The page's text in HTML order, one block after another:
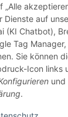
„Alle
Dienste auf
(KI Chatbot),
Tag
Sie können
Icon links
und
.